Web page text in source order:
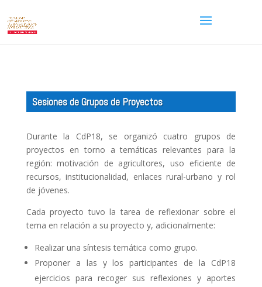
Sesiones de Grupos de Proyectos
Durante la CdP18, se organizó cuatro grupos de
proyectos en torno a temáticas relevantes para la
región: motivación de agricultores, uso eficiente de
recursos, institucionalidad, enlaces rural-urbano y rol
de jóvenes.
Cada proyecto tuvo la tarea de reflexionar sobre el
tema en relación a su proyecto y, adicionalmente:
Realizar una síntesis temática como grupo.
Proponer a las y los participantes de la CdP18
ejercicios para recoger sus reflexiones y aportes